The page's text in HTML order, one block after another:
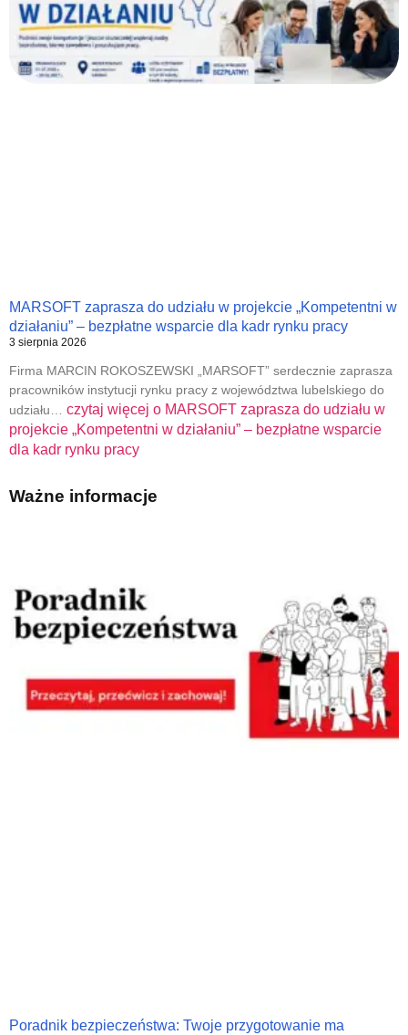
MARSOFT zaprasza do udziału w projekcie „Kompetentni w
działaniu” – bezpłatne wsparcie dla kadr rynku pracy
3 sierpnia 2026
Firma MARCIN ROKOSZEWSKI „MARSOFT” serdecznie zaprasza
pracowników instytucji rynku pracy z województwa lubelskiego do
udziału… czytaj więcej o MARSOFT zaprasza do udziału w
projekcie „Kompetentni w działaniu” – bezpłatne wsparcie
dla kadr rynku pracy
Ważne informacje
Poradnik bezpieczeństwa: Twoje przygotowanie ma